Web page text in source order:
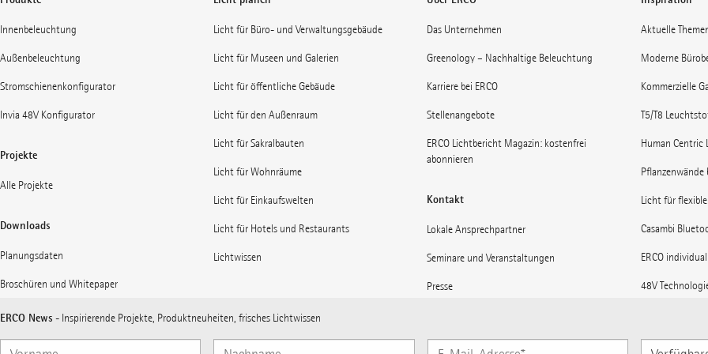
Innenbeleuchtung
Außenbeleuchtung
Stromschienenkonfigurator
Invia 48V Konfigurator
Projekte
Alle Projekte
Downloads
Planungsdaten
Broschüren und Whitepaper
Licht für Büro- und Verwaltungsgebäude
Licht für Museen und Galerien
Licht für öffentliche Gebäude
Licht für den Außenraum
Licht für Sakralbauten
Licht für Wohnräume
Licht für Einkaufswelten
Licht für Hotels und Restaurants
Lichtwissen
Das Unternehmen
Greenology – Nachhaltige Beleuchtung
Karriere bei ERCO
Stellenangebote
ERCO Lichtbericht Magazin: kostenfrei
abonnieren
Kontakt
Lokale Ansprechpartner
Seminare und Veranstaltungen
Presse
ERCO News abonnieren
Aktuelle
Moderne
Kommerzielle
T5/T8
Human Centric
Pflanzenwände
Licht für
Casambi
ERCO individual
48V
Licht für
ERCO News - Inspirierende Projekte, Produktneuheiten, frisches Lichtwissen